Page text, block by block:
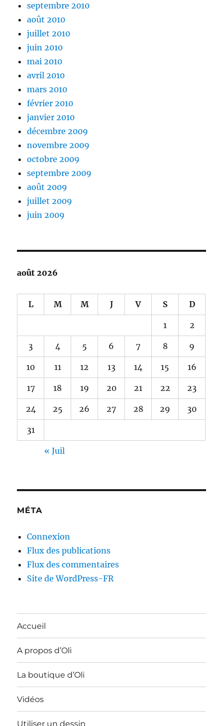
septembre 2010
août 2010
juillet 2010
juin 2010
mai 2010
avril 2010
mars 2010
février 2010
janvier 2010
décembre 2009
novembre 2009
octobre 2009
septembre 2009
août 2009
juillet 2009
juin 2009
août 2026
L M M J V S D
1 2
3 4 5 6 7 8 9
10 11 12 13 14 15 16
17 18 19 20 21 22 23
24 25 26 27 28 29 30
31
« Juil
MÉTA
Connexion
Flux des publications
Flux des commentaires
Site de WordPress-FR
Accueil
A propos d’Oli
La boutique d’Oli
Vidéos
Utiliser un dessin